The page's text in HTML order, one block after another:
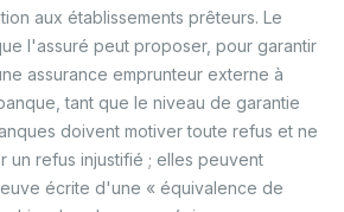
aux établissements prêteurs. Le
l'assuré peut proposer, pour garantir
assurance emprunteur externe à
tant que le niveau de garantie
doivent motiver toute refus et ne
un refus injustifié ; elles peuvent
écrite d'une « équivalence de